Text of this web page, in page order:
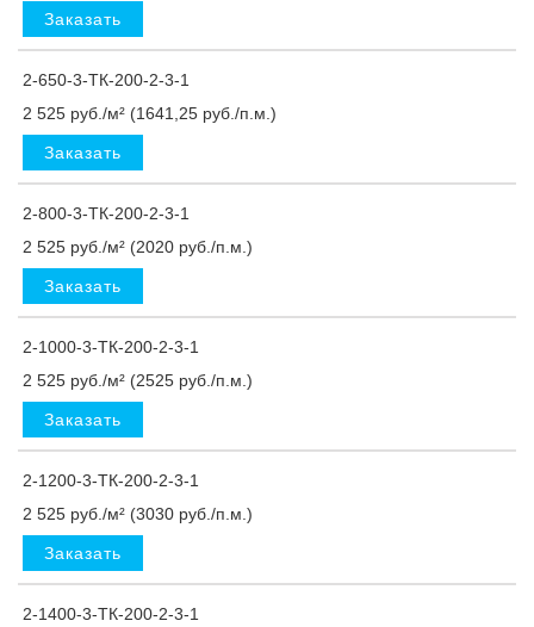
Заказать
2-650-3-ТК-200-2-3-1
2 525 руб./м² (1641,25 руб./п.м.)
Заказать
2-800-3-ТК-200-2-3-1
2 525 руб./м² (2020 руб./п.м.)
Заказать
2-1000-3-ТК-200-2-3-1
2 525 руб./м² (2525 руб./п.м.)
Заказать
2-1200-3-ТК-200-2-3-1
2 525 руб./м² (3030 руб./п.м.)
Заказать
2-1400-3-ТК-200-2-3-1